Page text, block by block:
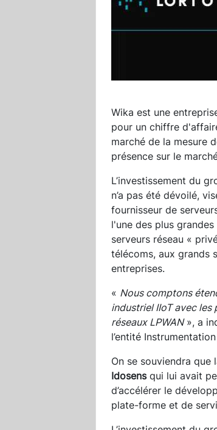
Wika est une
pour un chiffre
marché de la mesure
présence sur le
L’investissement du
n’a pas été dévoilé,
fournisseur de
l'une des plus
serveurs réseau «
télécoms, aux grands
entreprises.
« Nous comptons
industriel IIoT avec
réseaux LPWAN», a
l’entité
On se souviendra que
Idosensqui lui avait
d’accélérer le
plate-forme et de